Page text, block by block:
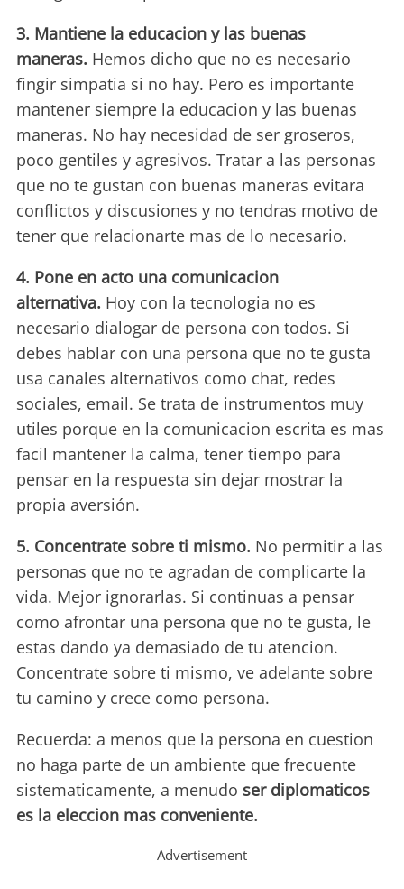
3. Mantiene la educacion y las buenas
maneras. Hemos dicho que no es necesario
fingir simpatia si no hay. Pero es importante
mantener siempre la educacion y las buenas
maneras. No hay necesidad de ser groseros,
poco gentiles y agresivos. Tratar a las personas
que no te gustan con buenas maneras evitara
conflictos y discusiones y no tendras motivo de
tener que relacionarte mas de lo necesario.
4. Pone en acto una comunicacion
alternativa. Hoy con la tecnologia no es
necesario dialogar de persona con todos. Si
debes hablar con una persona que no te gusta
usa canales alternativos como chat, redes
sociales, email. Se trata de instrumentos muy
utiles porque en la comunicacion escrita es mas
facil mantener la calma, tener tiempo para
pensar en la respuesta sin dejar mostrar la
propia aversión.
5. Concentrate sobre ti mismo. No permitir a las
personas que no te agradan de complicarte la
vida. Mejor ignorarlas. Si continuas a pensar
como afrontar una persona que no te gusta, le
estas dando ya demasiado de tu atencion.
Concentrate sobre ti mismo, ve adelante sobre
tu camino y crece como persona.
Recuerda: a menos que la persona en cuestion
no haga parte de un ambiente que frecuente
sistematicamente, a menudo ser diplomaticos
es la eleccion mas conveniente.
Advertisement